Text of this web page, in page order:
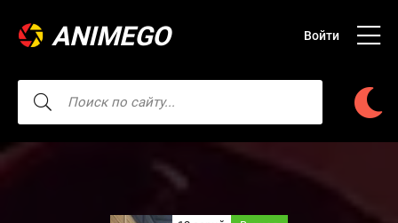
ANIMEGO Войти